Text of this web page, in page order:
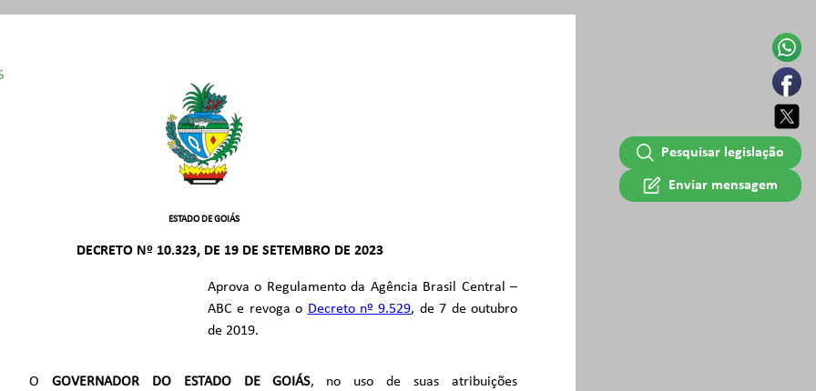
ESTADO DE GOIÁS
DECRETO Nº 10.323, DE 19 DE SETEMBRO DE 2023
Aprova o Regulamento da Agência Brasil Central –
ABC e revoga o Decreto nº 9.529, de 7 de outubro
de 2019.
O GOVERNADOR DO ESTADO DE GOIÁS, no uso de suas atribuições
Pesquisar legislação
Enviar mensagem